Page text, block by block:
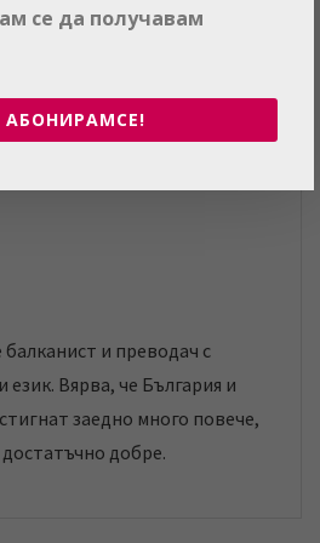
и преводач с
език. Вярва, че България и
заедно много повече,
достатъчно добре.
се да получавам
АБОНИРАМСЕ!